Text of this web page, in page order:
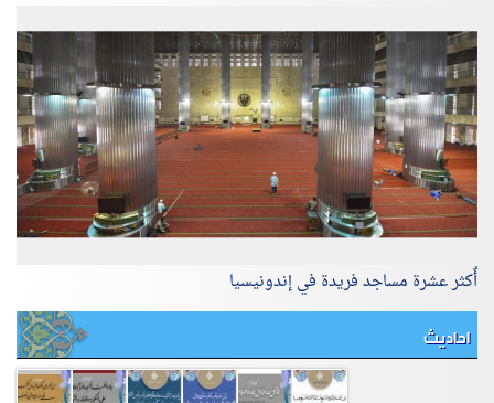
أٌكثر عشرة مساجد فريدة في إندونيسيا
احاديث